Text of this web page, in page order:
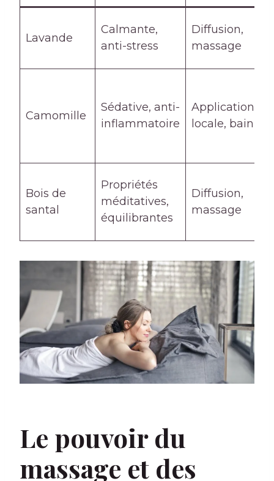
Lavande
Calmante,
anti-stress
Diffusion,
massage
Camomille
Sédative, anti-
inflammatoire
Application
locale, bain
Bois de
santal
Propriétés
méditatives,
équilibrantes
Diffusion,
massage
Le pouvoir du
massage et des